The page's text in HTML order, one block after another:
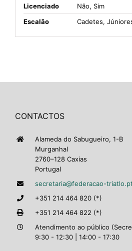
Licenciado
Não, Sim
Escalão
Cadetes,
CONTACTOS
Alameda do Sabugueiro, 1-B
Murganhal
2760–128 Caxias
Portugal
secretaria@federacao-triatlo.pt
+351 214 464 820 (*)
+351 214 464 822 (*)
Atendimento ao público
9:30 - 12:30 | 14:00 - 17:30